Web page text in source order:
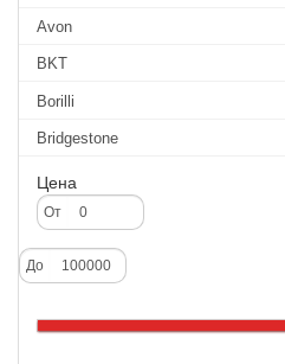
Avon
BKT
Borilli
Bridgestone
Continental
CST
Deestone
Dunlop
Excel
Цена
От
До